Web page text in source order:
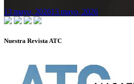
13 mayo, 202613 mayo, 2026
Nuestra Revista ATC